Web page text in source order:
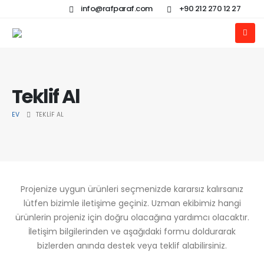
info@rafparaf.com +90 212 270 12 27
Teklif Al
EV TEKLIF AL
Projenize uygun ürünleri seçmenizde kararsız kalırsanız
lütfen bizimle iletişime geçiniz. Uzman ekibimiz hangi
ürünlerin projeniz için doğru olacağına yardımcı olacaktır.
İletişim bilgilerinden ve aşağıdaki formu doldurarak
bizlerden anında destek veya teklif alabilirsiniz.